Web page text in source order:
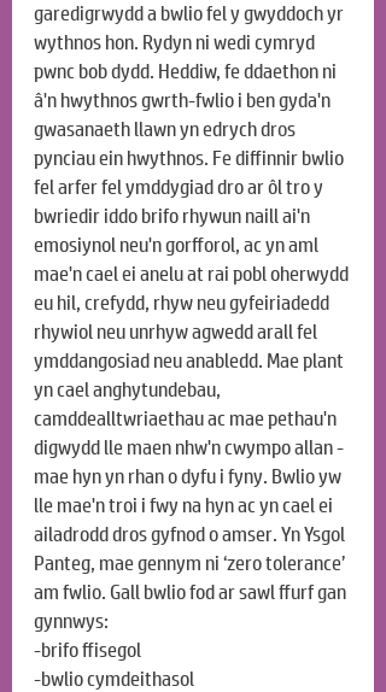
garedigrwydd a bwlio fel y gwyddoch yr
wythnos hon. Rydyn ni wedi cymryd
pwnc bob dydd. Heddiw, fe ddaethon ni
â'n hwythnos gwrth-fwlio i ben gyda'n
gwasanaeth llawn yn edrych dros
pynciau ein hwythnos. Fe diffinnir bwlio
fel arfer fel ymddygiad dro ar ôl tro y
bwriedir iddo brifo rhywun naill ai'n
emosiynol neu'n gorfforol, ac yn aml
mae'n cael ei anelu at rai pobl oherwydd
eu hil, crefydd, rhyw neu gyfeiriadedd
rhywiol neu unrhyw agwedd arall fel
ymddangosiad neu anabledd. Mae plant
yn cael anghytundebau,
camddealltwriaethau ac mae pethau'n
digwydd lle maen nhw'n cwympo allan -
mae hyn yn rhan o dyfu i fyny. Bwlio yw
lle mae'n troi i fwy na hyn ac yn cael ei
ailadrodd dros gyfnod o amser. Yn Ysgol
Panteg, mae gennym ni ‘zero tolerance’
am fwlio. Gall bwlio fod ar sawl ffurf gan
gynnwys:
-brifo ffisegol
-bwlio cymdeithasol